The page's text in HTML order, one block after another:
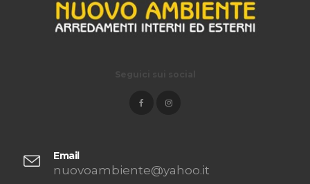
Email
nuovoambiente@yahoo.it